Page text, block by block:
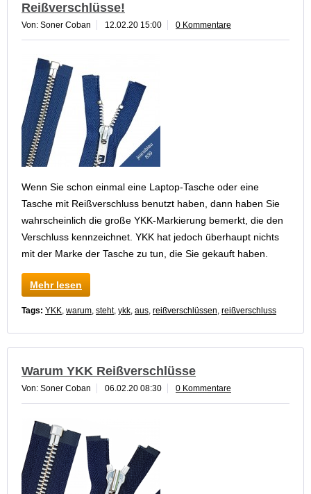
Reißverschlüsse!
Von: Soner Coban 12.02.20 15:00 0 Kommentare
Wenn Sie schon einmal eine Laptop-Tasche oder eine
Tasche mit Reißverschluss benutzt haben, dann haben Sie
wahrscheinlich die große YKK-Markierung bemerkt, die den
Verschluss kennzeichnet. YKK hat jedoch überhaupt nichts
mit der Marke der Tasche zu tun, die Sie gekauft haben.
Mehr lesen
Tags: YKK, warum, steht, ykk, aus, reißverschlüssen, reißverschluss
Warum YKK Reißverschlüsse
Von: Soner Coban 06.02.20 08:30 0 Kommentare